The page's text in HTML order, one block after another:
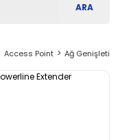
ARA
Access Point Ağ Genişletici